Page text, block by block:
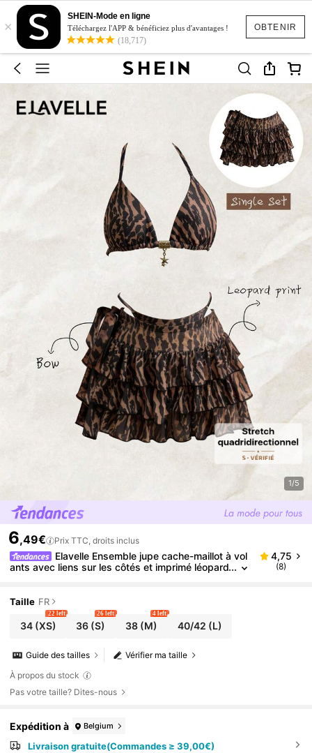
OBTENIR
×
SHEIN-Mode en ligne
Téléchargez l'APP & bénéficiez plus d'avantages !
(18,717)
1/5
6,49€ Prix TTC, droits inclus
Elavelle Ensemble jupe cache-maillot à vol
ants avec liens sur les côtés et imprimé léopard
4,75
(8)
Taille FR
34(XS)
22 left
36 (S)
26 left
38(M)
4 left
40/42 (L)
Vérifier ma taille
Guide des tailles
À propos du stock
Pas votre taille? Dites-nous
Expédition à Belgium
Livraison gratuite(Commandes ≥ 39,00€)